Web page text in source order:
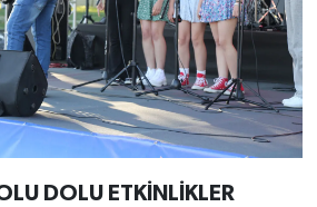
DOLU ETKİNLİKLER